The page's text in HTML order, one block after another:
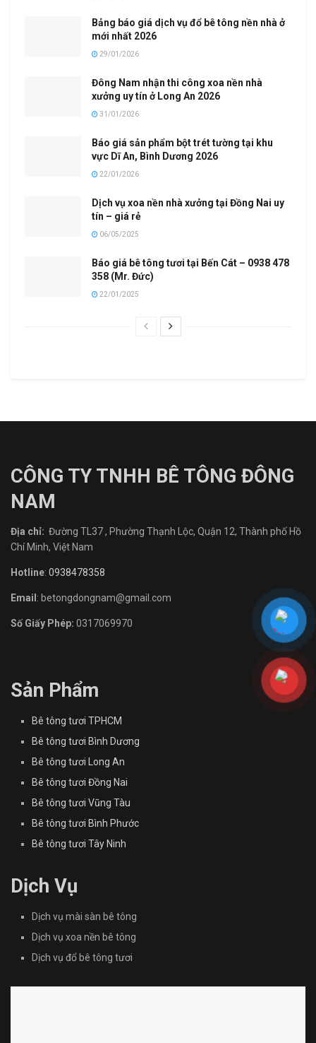
Bảng báo giá dịch vụ đổ bê tông nền nhà ở
mới nhất 2026
29/01/2026
Đông Nam nhận thi công xoa nền nhà
xưởng uy tín ở Long An 2026
31/01/2026
Báo giá sản phẩm bột trét tường tại khu
vực Dĩ An, Bình Dương 2026
22/01/2026
Dịch vụ xoa nền nhà xưởng tại Đồng Nai uy
tín – giá rẻ
06/05/2025
Báo giá bê tông tươi tại Bến Cát – 0938 478
358 (Mr. Đức)
22/01/2025
CÔNG TY TNHH BÊ TÔNG ĐÔNG
NAM
Địa chỉ: Đường TL37 , Phường Thạnh Lộc, Quận 12, Thành phố Hồ
Chí Minh, Việt Nam
Hotline: 0938478358
Email : betongdongnam@gmail.com
Số Giấy Phép: 0317069970
Sản Phẩm
Bê tông tươi TPHCM
Bê tông tươi Bình Dương
Bê tông tươi Long An
Bê tông tươi Đồng Nai
Bê tông tươi Vũng Tàu
Bê tông tươi Bình Phước
Bê tông tươi Tây Ninh
Dịch Vụ
Dịch vụ mài sàn bê tông
Dịch vụ xoa nền bê tông
Dịch vụ đổ bê tông tươi